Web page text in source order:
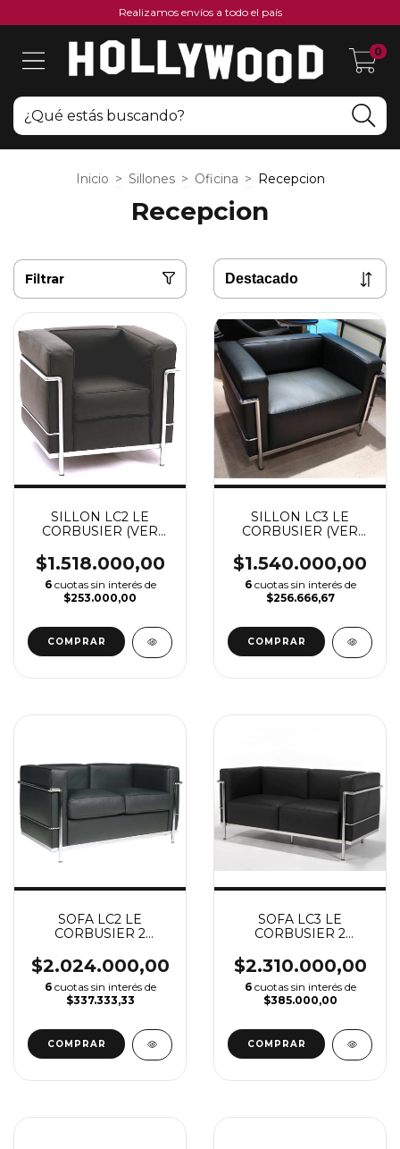
Realizamos envíos a todo el país
0
Inicio > Sillones > Oficina > Recepcion
Recepcion
Filtrar
SILLON LC2 LE
CORBUSIER (VER
TRANSFERENCIA)
$1.518.000,00
6 cuotas sin interés de
$253.000,00
SILLON LC3 LE
CORBUSIER (VER
TRANSFERENCIA)
$1.540.000,00
6 cuotas sin interés de
$256.666,67
SOFA LC2 LE
CORBUSIER 2
DESCUENTO X
TRANSFERENCIA)
$2.024.000,00
6 cuotas sin interés de
$337.333,33
SOFA LC3 LE
CORBUSIER 2
DESCUENTO X
TRANSFERENCIA)
$2.310.000,00
6 cuotas sin interés de
$385.000,00